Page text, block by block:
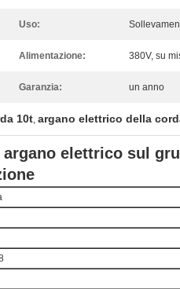
Uso:
Alimentazione: 380V, su
Garanzia: un anno
10t, argano elettrico della
elettrico sul